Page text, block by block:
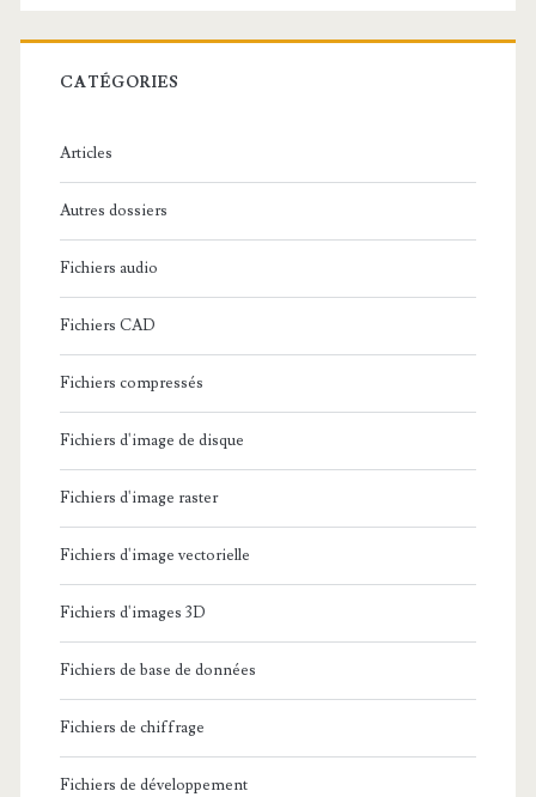
r
c
:
CATÉGORIES
Articles
Autres dossiers
Fichiers audio
Fichiers CAD
Fichiers compressés
Fichiers d'image de disque
Fichiers d'image raster
Fichiers d'image vectorielle
Fichiers d'images 3D
Fichiers de base de données
Fichiers de chiffrage
Fichiers de développement